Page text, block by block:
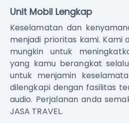
Unit Mobil Lengkap
Keselamatan dan
menjadi prioritas kami. Kami
mungkin untuk
yang kamu berangkat
untuk menjamin
dilengkapi dengan fasilitas
audio. Perjalanan anda
JASA TRAVEL.